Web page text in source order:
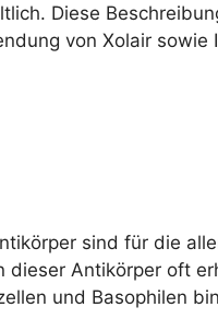
Diese
von Xolair sowie
sind für die
dieser Antikörper oft
und Basophilen